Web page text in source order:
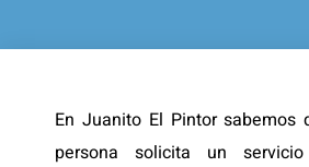
En Juanito El Pintor sabemos
persona solicita un